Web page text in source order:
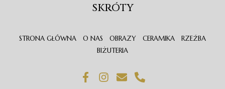
SKRÓTY
STRONA GŁÓWNA O NAS OBRAZY CERAMIKA
RZEŹBA
BIŻUTERIA
F
a
I
n
E
n
P
h